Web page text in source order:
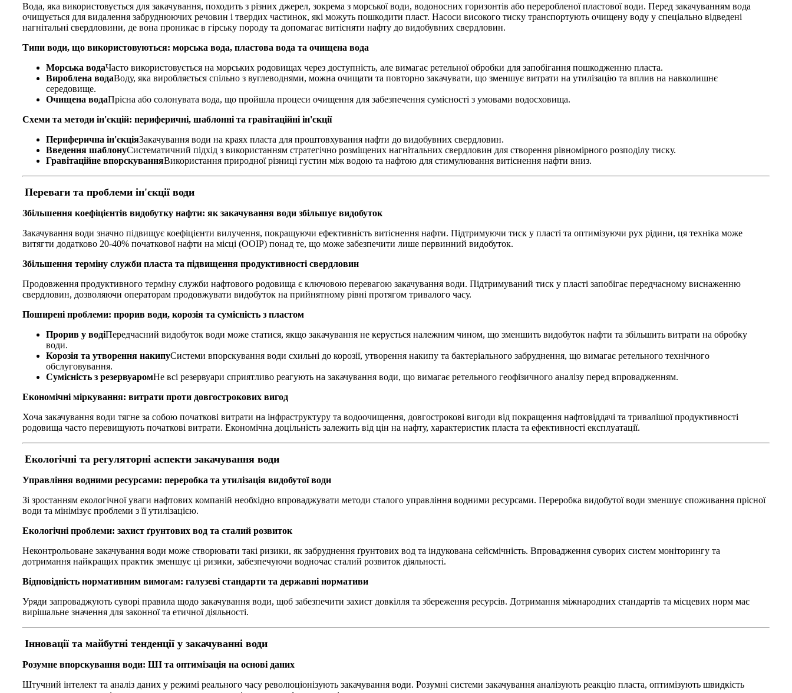
Вода, яка використовується для закачування, походить з різних джерел, зокрема з морської води, водоносних горизонтів або переробленої пластової води. Перед закачуванням вода
очищується для видалення забруднюючих речовин і твердих частинок, які можуть пошкодити пласт. Насоси високого тиску транспортують очищену воду у спеціально відведені
нагнітальні свердловини, де вона проникає в гірську породу та допомагає витісняти нафту до видобувних свердловин.
Типи води, що використовуються: морська вода, пластова вода та очищена вода
Морська водаЧасто використовується на морських родовищах через доступність, але вимагає ретельної обробки для запобігання пошкодженню пласта.
Вироблена водаВоду, яка виробляється спільно з вуглеводнями, можна очищати та повторно закачувати, що зменшує витрати на утилізацію та вплив на навколишнє
середовище.
Очищена водаПрісна або солонувата вода, що пройшла процеси очищення для забезпечення сумісності з умовами водосховища.
Схеми та методи ін'єкцій: периферичні, шаблонні та гравітаційні ін'єкції
Периферична ін'єкціяЗакачування води на краях пласта для проштовхування нафти до видобувних свердловин.
Введення шаблонуСистематичний підхід з використанням стратегічно розміщених нагнітальних свердловин для створення рівномірного розподілу тиску.
Гравітаційне впорскуванняВикористання природної різниці густин між водою та нафтою для стимулювання витіснення нафти вниз.
Переваги та проблеми ін'єкції води
Збільшення коефіцієнтів видобутку нафти: як закачування води збільшує видобуток
Закачування води значно підвищує коефіцієнти вилучення, покращуючи ефективність витіснення нафти. Підтримуючи тиск у пласті та оптимізуючи рух рідини, ця техніка може
витягти додатково 20-40% початкової нафти на місці (OOIP) понад те, що може забезпечити лише первинний видобуток.
Збільшення терміну служби пласта та підвищення продуктивності свердловин
Продовження продуктивного терміну служби нафтового родовища є ключовою перевагою закачування води. Підтримуваний тиск у пласті запобігає передчасному виснаженню
свердловин, дозволяючи операторам продовжувати видобуток на прийнятному рівні протягом тривалого часу.
Поширені проблеми: прорив води, корозія та сумісність з пластом
Прорив у водіПередчасний видобуток води може статися, якщо закачування не керується належним чином, що зменшить видобуток нафти та збільшить витрати на обробку
води.
Корозія та утворення накипуСистеми впорскування води схильні до корозії, утворення накипу та бактеріального забруднення, що вимагає ретельного технічного
обслуговування.
Сумісність з резервуаромНе всі резервуари сприятливо реагують на закачування води, що вимагає ретельного геофізичного аналізу перед впровадженням.
Економічні міркування: витрати проти довгострокових вигод
Хоча закачування води тягне за собою початкові витрати на інфраструктуру та водоочищення, довгострокові вигоди від покращення нафтовіддачі та тривалішої продуктивності
родовища часто перевищують початкові витрати. Економічна доцільність залежить від цін на нафту, характеристик пласта та ефективності експлуатації.
Екологічні та регуляторні аспекти закачування води
Управління водними ресурсами: переробка та утилізація видобутої води
Зі зростанням екологічної уваги нафтових компаній необхідно впроваджувати методи сталого управління водними ресурсами. Переробка видобутої води зменшує споживання прісної
води та мінімізує проблеми з її утилізацією.
Екологічні проблеми: захист ґрунтових вод та сталий розвиток
Неконтрольоване закачування води може створювати такі ризики, як забруднення ґрунтових вод та індукована сейсмічність. Впровадження суворих систем моніторингу та
дотримання найкращих практик зменшує ці ризики, забезпечуючи водночас сталий розвиток діяльності.
Відповідність нормативним вимогам: галузеві стандарти та державні нормативи
Уряди запроваджують суворі правила щодо закачування води, щоб забезпечити захист довкілля та збереження ресурсів. Дотримання міжнародних стандартів та місцевих норм має
вирішальне значення для законної та етичної діяльності.
Інновації та майбутні тенденції у закачуванні води
Розумне впорскування води: ШІ та оптимізація на основі даних
Штучний інтелект та аналіз даних у режимі реального часу революціонізують закачування води. Розумні системи закачування аналізують реакцію пласта, оптимізують швидкість